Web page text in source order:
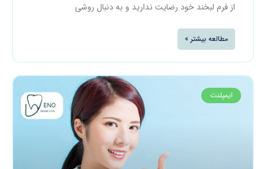
از فرم لبخند خود رضایت ندارید و به دنبال روشی
مطالعه بیشتر »
ایمپلنت